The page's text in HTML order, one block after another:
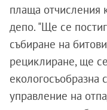
плаща отчисления
депо. "Ще се
събиране на
рециклиране, ще
екологосъобразна
управление на